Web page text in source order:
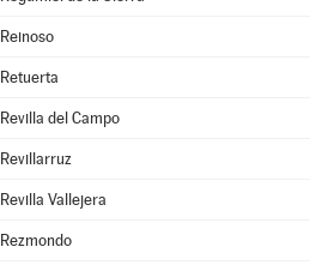
Reinoso
Retuerta
Revilla del Campo
Revillarruz
Revilla Vallejera
Rezmondo